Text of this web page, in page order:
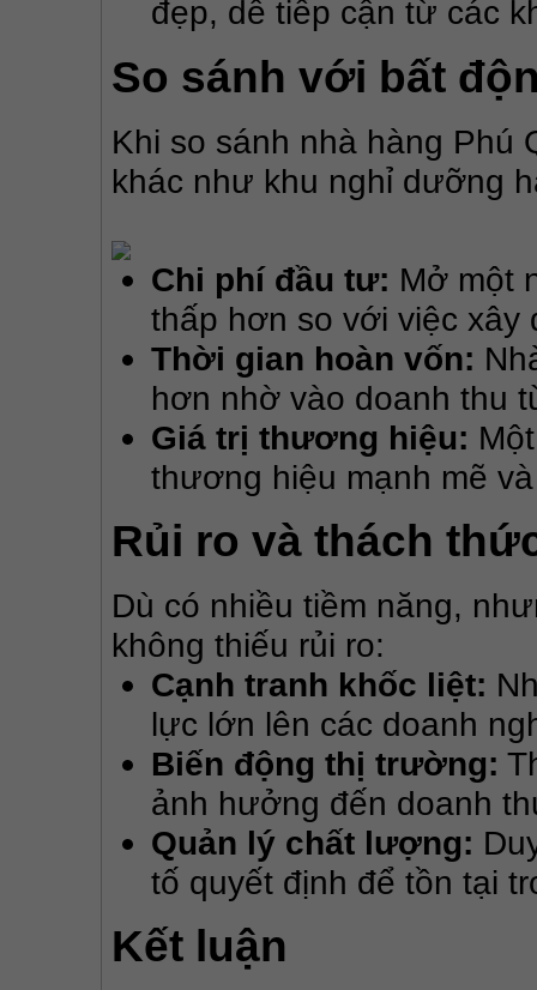
đẹp, dễ tiếp cận từ các
So sánh với bất
Khi so sánh nhà hàng Phú
khác như khu nghỉ dưỡng
Chi phí đầu tư: Mở một
thấp hơn so với việc
Thời gian hoàn vốn:
hơn nhờ vào doanh thu
Giá trị thương hiệu:
thương hiệu mạnh mẽ
Rủi ro và thách
Dù có nhiều tiềm năng,
không thiếu rủi ro:
Cạnh tranh khốc liệt:
lực lớn lên các doanh
Biến động thị trường:
ảnh hưởng đến doanh
Quản lý chất lượng:
tố quyết định để tồn tại
Kết luận